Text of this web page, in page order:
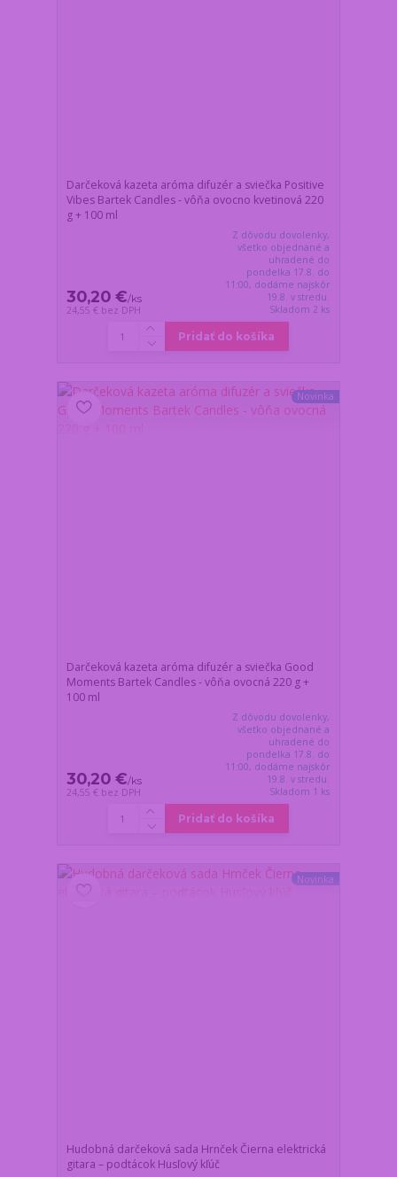
Darčeková kazeta aróma difuzér a sviečka Positive
Vibes Bartek Candles - vôňa ovocno kvetinová 220
g + 100 ml
30,20 €/ks
24,55 € bez DPH
Z dôvodu dovolenky,
všetko objednané a
uhradené do
pondelka 17.8. do
11:00, dodáme najskôr
19.8. v stredu.
Skladom 2 ks
Pridať do košíka
Novinka
Darčeková kazeta aróma difuzér a sviečka Good
Moments Bartek Candles - vôňa ovocná 220 g +
100 ml
30,20 €/ks
24,55 € bez DPH
Z dôvodu dovolenky,
všetko objednané a
uhradené do
pondelka 17.8. do
11:00, dodáme najskôr
19.8. v stredu.
Skladom 1 ks
Pridať do košíka
Novinka
Hudobná darčeková sada Hrnček Čierna elektrická
gitara – podtácok Husľový kľúč